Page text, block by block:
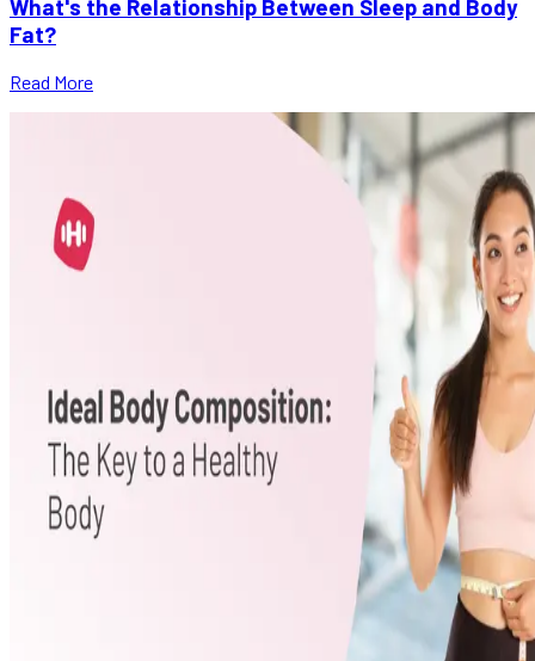
What's the Relationship Between Sleep and Body
Fat?
Read More